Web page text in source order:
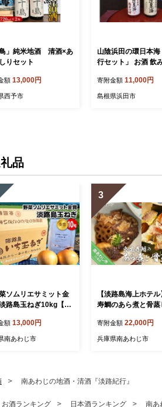
鳥」純米地酒 清酒×あ
りセット
額 13,000円
西予市
山陰浜田の環日本海
行セット」 お酒 飲
ルコール 純米 セット
ご当地 辛口 【
寄附金額 11,000円
島根県浜田市
品
菜ソムリエサミット金
路島玉ねぎ10kg【仲
額 13,000円
南あわじ市
3
【淡路島海上ホテ
寿鯛のあら煮と骨蒸
寄附金額 22,000円
兵庫県南あわじ市
南あわじの地酒・清酒『淡路紀行』
お酒ランキング 日本酒ランキング 南あ